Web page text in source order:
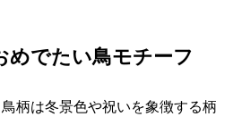
めでたい鳥モチーフ
柄は冬景色や祝いを象徴する柄